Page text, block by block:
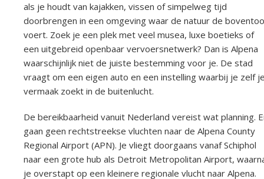
als je houdt van kajakken, vissen of simpelweg tijd
doorbrengen in een omgeving waar de natuur de
voert. Zoek je een plek met veel musea, luxe boetieks of
een uitgebreid openbaar vervoersnetwerk? Dan is Alpena
waarschijnlijk niet de juiste bestemming voor je. De stad
vraagt om een eigen auto en een instelling waarbij je zelf
vermaak zoekt in de buitenlucht.
De bereikbaarheid vanuit Nederland vereist wat planning.
gaan geen rechtstreekse vluchten naar de Alpena County
Regional Airport (APN). Je vliegt doorgaans vanaf Schiphol
naar een grote hub als Detroit Metropolitan Airport,
je overstapt op een kleinere regionale vlucht naar Alpena.